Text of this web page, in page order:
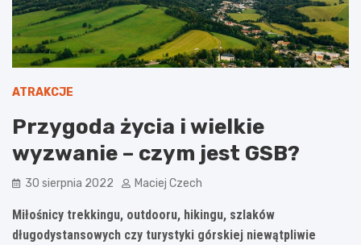
ATRAKCJE
Przygoda życia i wielkie
wyzwanie – czym jest GSB?
30 sierpnia 2022 Maciej Czech
Miłośnicy trekkingu, outdooru, hikingu, szlaków
długodystansowych czy turystyki górskiej niewątpliwie